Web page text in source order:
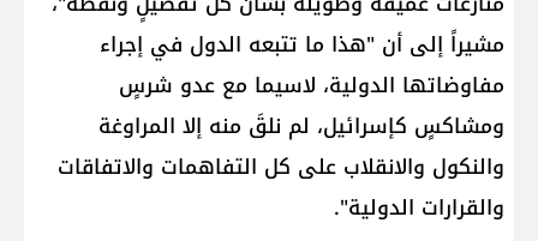
مشيراً إلى أن "هذا ما تتبعه الدول في إجراء
مفاوضاتها الدولية، لاسيما مع عدو شرسٍ
ومشاكسٍ كإسرائيل، لم نلقَ منه إلا المراوغة
والنكول والانقلاب على كل التفاهمات والاتفاقات
والقرارات الدولية".